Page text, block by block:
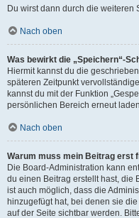
Du wirst dann durch die weiteren
Nach oben
Was bewirkt die „Speichern“-
Hiermit kannst du die
späteren Zeitpunkt
kannst du mit der Funktion
persönlichen Bereich erneut laden.
Nach oben
Warum muss mein Beitrag erst
Die Board-Administration kann
du einen Beitrag erstellt hast, die
ist auch möglich, dass die
hinzugefügt hat, bei denen sie
auf der Seite sichtbar werden.